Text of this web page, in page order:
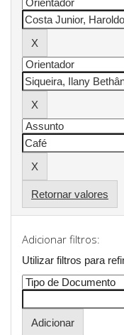
Retornar valores
Adicionar filtros:
Utilizar filtros para